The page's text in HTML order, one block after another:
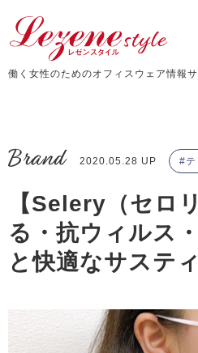
働く女性のためのオフィスウェア情報サ
Brand 2020.05.28 UP
【Selery（セロ
る・抗ウィルス
と快適なサステ